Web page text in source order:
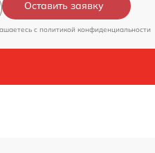
Оставить заявку
c политикой конфиденциальности